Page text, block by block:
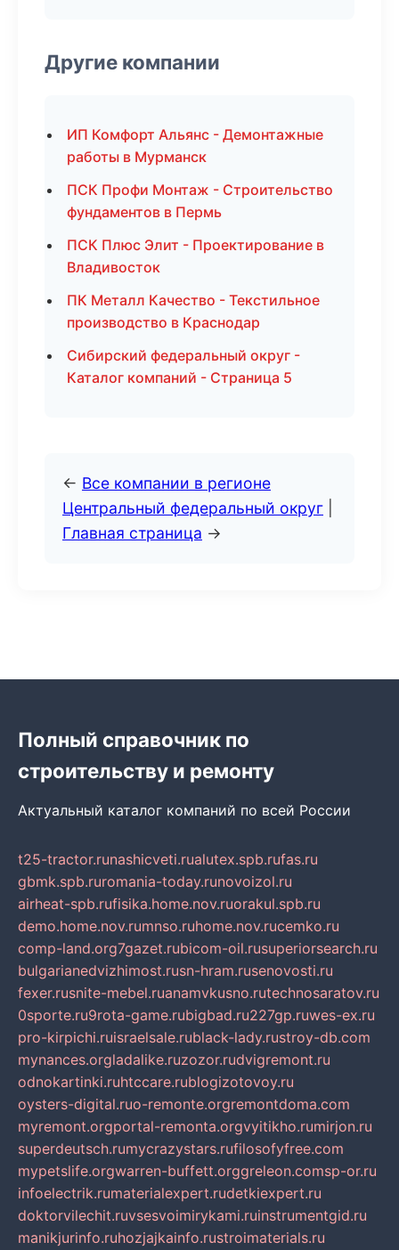
Другие компании
ИП Комфорт Альянс - Демонтажные
работы в Мурманск
ПСК Профи Монтаж - Строительство
фундаментов в Пермь
ПСК Плюс Элит - Проектирование в
Владивосток
ПК Металл Качество - Текстильное
производство в Краснодар
Сибирский федеральный округ -
Каталог компаний - Страница 5
← Все компании в регионе
Центральный федеральный округ
Главная страница →
Полный справочник по
строительству и ремонту
Актуальный каталог компаний по всей России
t25-tractor.runashicveti.rualutex.spb.rufas.ru
gbmk.spb.ruromania-today.runovoizol.ru
airheat-spb.rufisika.home.nov.ruorakul.spb.ru
demo.home.nov.rumnso.ruhome.nov.rucemko.ru
comp-land.org7gazet.rubicom-oil.rusuperiorsearch.ru
bulgarianedvizhimost.rusn-hram.rusenovosti.ru
fexer.rusnite-mebel.ruanamvkusno.rutechnosaratov.ru
0sporte.ru9rota-game.rubigbad.ru227gp.ruwes-ex.ru
pro-kirpichi.ruisraelsale.rublack-lady.rustroy-db.com
mynances.orgladalike.ruzozor.rudvigremont.ru
odnokartinki.ruhtccare.rublogizotovoy.ru
oysters-digital.ruo-remonte.orgremontdoma.com
myremont.orgportal-remonta.orgvyitikho.rumirjon.ru
superdeutsch.rumycrazystars.rufilosofyfree.com
mypetslife.orgwarren-buffett.orggreleon.comsp-or.ru
infoelectrik.rumaterialexpert.rudetkiexpert.ru
doktorvilechit.ruvsesvoimirykami.ruinstrumentgid.ru
manikjurinfo.ruhozjajkainfo.rustroimaterials.ru